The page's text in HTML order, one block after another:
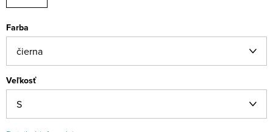
Farba
Veľkosť